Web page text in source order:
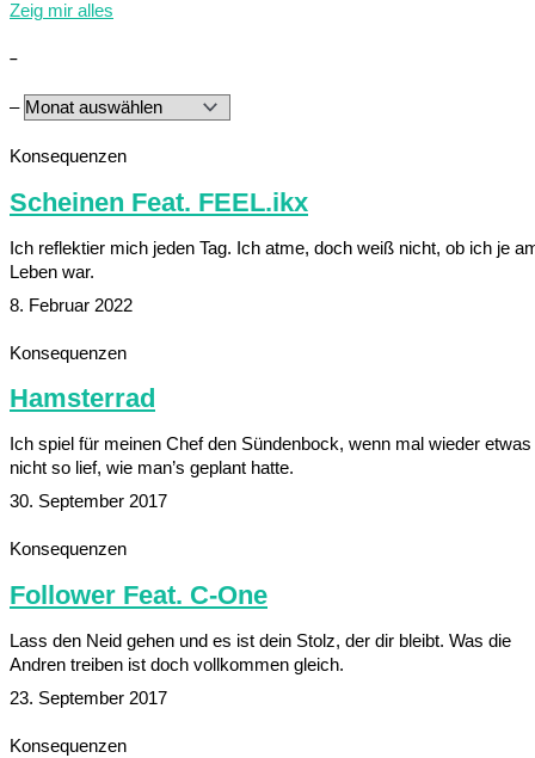
Zeig mir alles
–
–
Konsequenzen
Scheinen Feat. FEEL.ikx
Ich reflektier mich jeden Tag. Ich atme, doch weiß nicht, ob ich je
Leben war.
8. Februar 2022
Konsequenzen
Hamsterrad
Ich spiel für meinen Chef den Sündenbock, wenn mal wieder etwas
nicht so lief, wie man’s geplant hatte.
30. September 2017
Konsequenzen
Follower Feat. C-One
Lass den Neid gehen und es ist dein Stolz, der dir bleibt. Was die
Andren treiben ist doch vollkommen gleich.
23. September 2017
Konsequenzen